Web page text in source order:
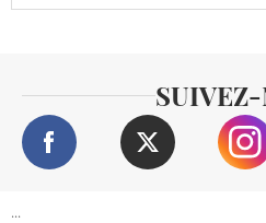
...